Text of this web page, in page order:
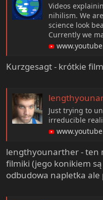
Videos
nihilism. We
science look
Currently we
Kurzgesagt - krótkie
Just trying to
irreducible
lengthyounarther - ten
filmiki (jego konikiem
odbudowa napletka